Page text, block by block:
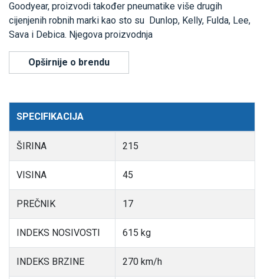
Goodyear, proizvodi također pneumatike više drugih
cijenjenih robnih marki kao sto su Dunlop, Kelly, Fulda, Lee,
Sava i Debica. Njegova proizvodnja
Opširnije o brendu
SPECIFIKACIJA
ŠIRINA 215
VISINA 45
PREČNIK 17
INDEKS NOSIVOSTI 615 kg
INDEKS BRZINE 270 km/h